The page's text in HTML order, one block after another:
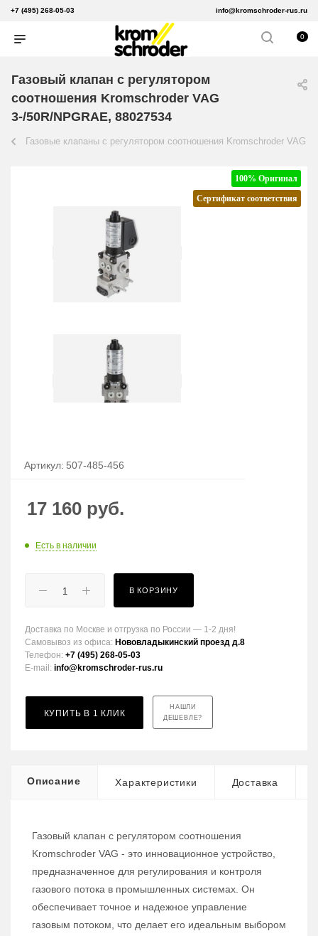
+7 (495) 268-05-03 info@kromschroder-rus.ru
0
Газовый клапан с регулятором
соотношения Kromschroder VAG
3-/50R/NPGRAE, 88027534
Газовые клапаны с регулятором соотношения Kromschroder VAG
100% Оригинал
Сертификат соответствия
Артикул: 507-485-456
17 160 руб.
Есть в наличии
В КОРЗИНУ
Доставка по Москве и отгрузка по России — 1-2 дня!
Самовывоз из офиса: Нововладыкинский проезд д.8
Телефон: +7 (495) 268-05-03
E-mail: info@kromschroder-rus.ru
КУПИТЬ В 1 КЛИК
НАШЛИ
ДЕШЕВЛЕ?
Описание Характеристики Доставка
Газовый клапан с регулятором соотношения
Kromschroder VAG - это инновационное устройство,
предназначенное для регулирования и контроля
газового потока в промышленных системах. Он
обеспечивает точное и надежное управление
газовым потоком, что делает его идеальным выбором